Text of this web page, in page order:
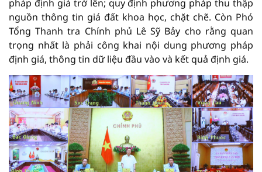
pháp định giá trở lên; quy định phương pháp thu thập
nguồn thông tin giá đất khoa học, chặt chẽ. Còn Phó
Tổng Thanh tra Chính phủ Lê Sỹ Bảy cho rằng quan
trọng nhất là phải công khai nội dung phương pháp
định giá, thông tin dữ liệu đầu vào và kết quả định giá.